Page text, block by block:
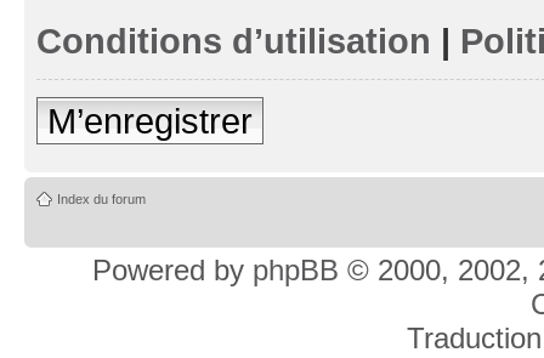
Conditions d’utilisation |
M’enregistrer
Index du forum
Powered by phpBB © 2000, 2002,